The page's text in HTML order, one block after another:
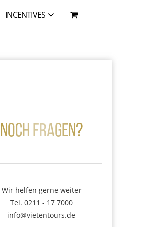
INCENTIVES
Noch Fragen?
Wir helfen gerne weiter
Tel. 0211 - 17 7000
info@vietentours.de